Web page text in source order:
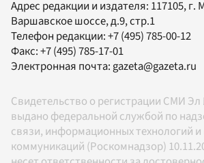
Адрес редакции и издателя: 117105, г.
Варшавское шоссе, д.9, стр.1
Телефон редакции:+7 (495) 785-00-12
Факс:+7 (495) 785-17-01
Электронная почта:gazeta@gazeta.ru
Свидетельство о регистрации СМИ
выдано федеральной службой по
связи, информационных технологий
коммуникаций (Роскомнадзор)